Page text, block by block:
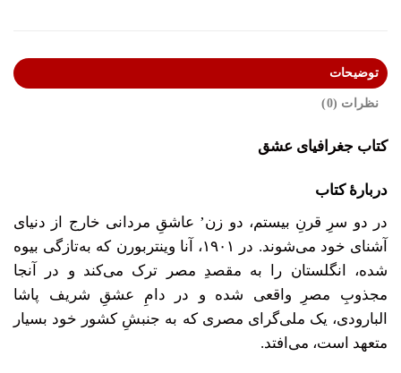
توضیحات
نظرات (0)
کتاب جغرافیای عشق
دربارۀ کتاب
در دو سرِ قرنِ بیستم، دو زن’ عاشقِ مردانی خارج از دنیای
آشنای خود می‌شوند. در ۱۹۰۱، آنا وینتربورن که به‌تازگی بیوه
شده، انگلستان را به مقصدِ مصر ترک می‌کند و در آنجا
مجذوبِ مصرِ واقعی شده و در دامِ عشقِ شریف پاشا
البارودی، یک ملی‌گرای مصری که به جنبشِ کشور خود بسیار
متعهد است، می‌افتد.